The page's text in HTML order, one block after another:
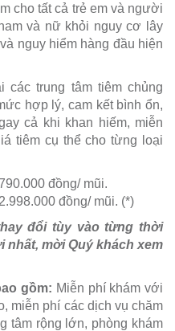
cho tất cả trẻ em và người
và nữ khỏi nguy cơ lây
nguy hiểm hàng đầu hiện
các trung tâm tiêm chủng
hợp lý, cam kết bình ổn,
cả khi khan hiếm, miễn
tiêm cụ thể cho từng loại
đồng/ mũi.
đồng/ mũi. (*)
đổi tùy vào từng thời
nhất, mời Quý khách xem
gồm: Miễn phí khám với
miễn phí các dịch vụ chăm
tâm rộng lớn, phòng khám